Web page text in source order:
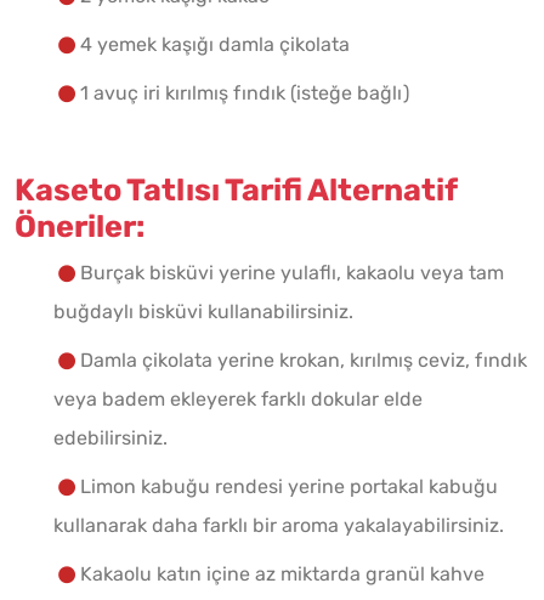
4 yemek kaşığı damla çikolata
1 avuç iri kırılmış fındık (isteğe bağlı)
Kaseto Tatlısı Tarifi Alternatif
Öneriler:
Burçak bisküvi yerine yulaflı, kakaolu veya tam
buğdaylı bisküvi kullanabilirsiniz.
Damla çikolata yerine krokan, kırılmış ceviz, fındık
veya badem ekleyerek farklı dokular elde
edebilirsiniz.
Limon kabuğu rendesi yerine portakal kabuğu
kullanarak daha farklı bir aroma yakalayabilirsiniz.
Kakaolu katın içine az miktarda granül kahve